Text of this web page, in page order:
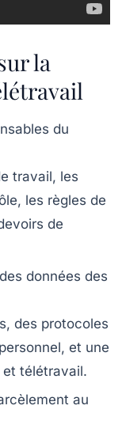
la
du
travail, les
les règles de
de
données des
des protocoles
et une
télétravail.
au